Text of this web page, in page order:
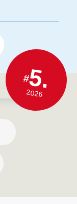
#5.
2026